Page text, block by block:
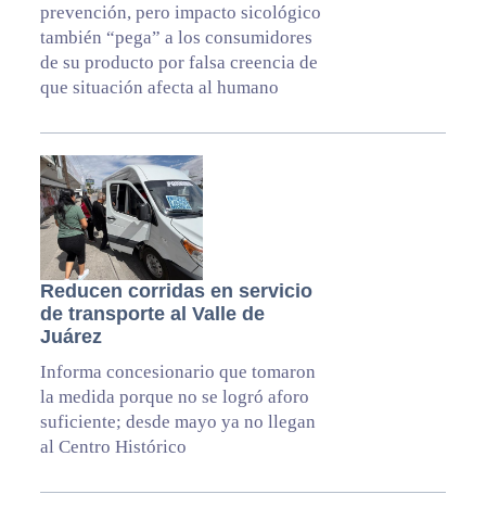
prevención, pero impacto sicológico
también “pega” a los consumidores
de su producto por falsa creencia de
que situación afecta al humano
Reducen corridas en servicio
de transporte al Valle de
Juárez
Informa concesionario que tomaron
la medida porque no se logró aforo
suficiente; desde mayo ya no llegan
al Centro Histórico